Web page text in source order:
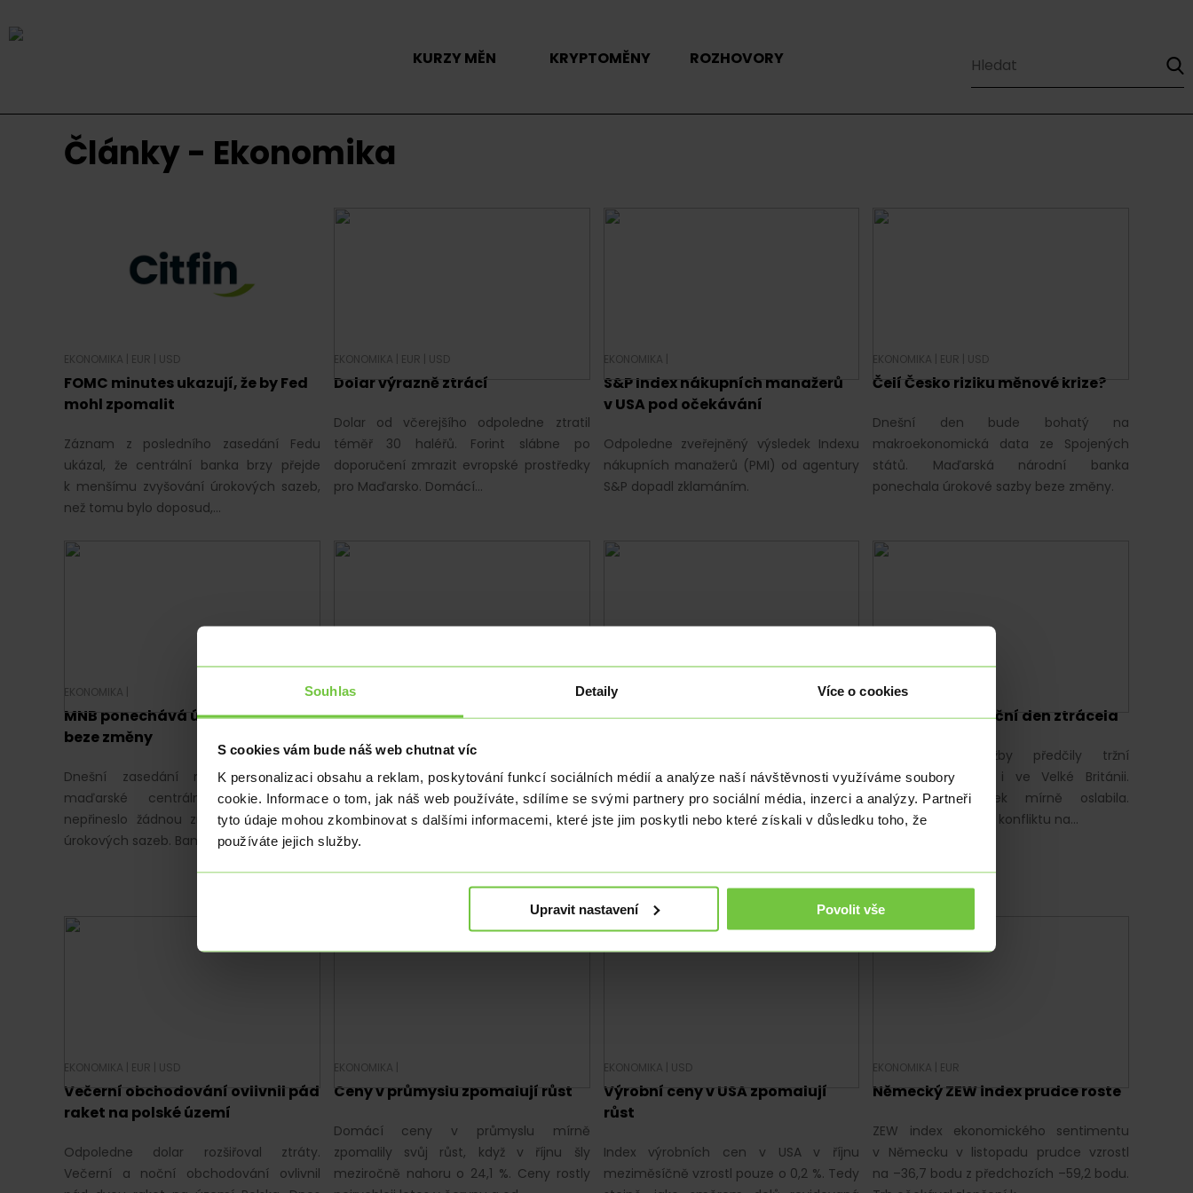
Souhlas Detaily Více o cookies
S cookies vám bude náš web chutnat víc
K personalizaci obsahu a reklam, poskytování funkcí sociálních médií a analýze naší návštěvnosti využíváme soubory
cookie. Informace o tom, jak náš web používáte, sdílíme se svými partnery pro sociální média, inzerci a analýzy. Partneři
tyto údaje mohou zkombinovat s dalšími informacemi, které jste jim poskytli nebo které získali v důsledku toho, že
používáte jejich služby.
Upravit nastavení Povolit vše
KURZY MĚN KRYPTOMĚNY ROZHOVORY
Články - Ekonomika
EKONOMIKA EUR USD
FOMC minutes ukazují, že by Fed
mohl zpomalit
Záznam z posledního zasedání Fedu
ukázal, že centrální banka brzy přejde
k menšímu zvyšování úrokových sazeb,
než tomu bylo doposud,…
EKONOMIKA EUR USD
Dolar výrazně ztrácí
Dolar od včerejšího odpoledne ztratil
téměř 30 haléřů. Forint slábne po
doporučení zmrazit evropské prostředky
pro Maďarsko. Domácí…
EKONOMIKA
S&P Index nákupních manažerů
v USA pod očekávání
Odpoledne zveřejněný výsledek Indexu
nákupních manažerů (PMI) od agentury
S&P dopadl zklamáním.
EKONOMIKA EUR USD
Čelí Česko riziku měnové krize?
Dnešní den bude bohatý na
makroekonomická data ze Spojených
států. Maďarská národní banka
ponechala úrokové sazby beze změny.
EKONOMIKA
MNB ponechává úrokové sazby
beze změny
Dnešní zasedání měnového výboru
maďarské centrální banky (MNB)
nepřineslo žádnou změnu v nastavení
úrokových sazeb. Bankéři si…
EKONOMIKA
Zpráva japonské finanční
pozitivně
Polská ekonomika překvapuje.
Nelichotivé vysvědčení české
ekonomice od analytiků z Nomura
EKONOMIKA
Stříbrná medaile pro českou
Česká koruna jako druhá nejdražší měna
světa. Propad nemovitostního trhu
v USA. Jestřábí komentáře
EKONOMIKA
Koruna ve sváteční den ztrácela
Maloobchodní tržby předčily tržní
očekávání v USA i ve Velké Británii.
Koruna ve svátek mírně oslabila.
Eskalace válečného konfliktu na…
EKONOMIKA EUR USD
Večerní obchodování ovlivnil pád
raket na polské území
Odpoledne dolar rozšiřoval ztráty.
Večerní a noční obchodování ovlivnil
EKONOMIKA
Ceny v průmyslu zpomalují růst
Domácí ceny v průmyslu mírně
zpomalily svůj růst, když v říjnu šly
meziročně nahoru o 24,1 %. Ceny rostly
EKONOMIKA USD
Výrobní ceny v USA zpomalují
růst
Index výrobních cen v USA v říjnu
meziměsíčně vzrostl pouze o 0,2 %. Tedy
EKONOMIKA EUR
Německý ZEW index prudce roste
ZEW index ekonomického sentimentu
v Německu v listopadu prudce vzrostl
na –36,7 bodu z předchozích –59,2 bodu.